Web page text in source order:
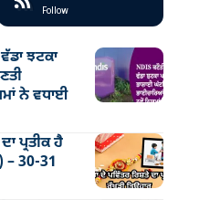
Follow
ਝਟਕਾ
ਨੇ ਵਧਾਈ
ਪ੍ਰਤੀਕ ਹੈ
– 30-31